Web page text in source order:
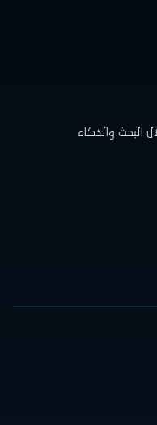
البحث والذكاء